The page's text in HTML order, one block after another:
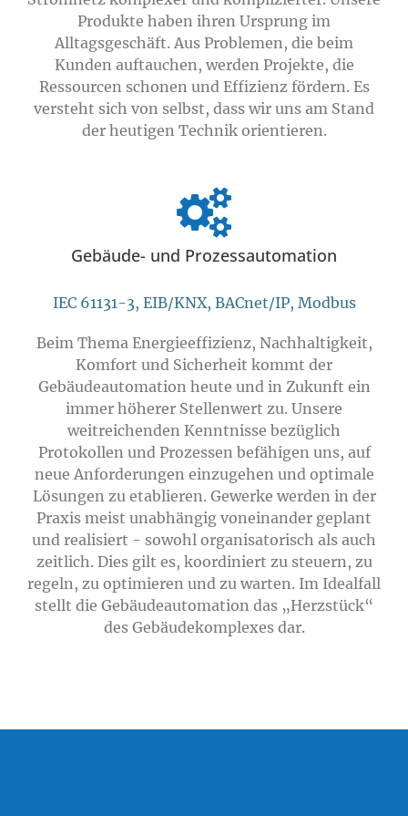
Produkte haben ihren Ursprung im
Alltagsgeschäft. Aus Problemen, die beim
Kunden auftauchen, werden Projekte, die
Ressourcen schonen und Effizienz fördern. Es
versteht sich von selbst, dass wir uns am Stand
der heutigen Technik orientieren.
Gebäude- und Prozessautomation
IEC 61131-3, EIB/KNX, BACnet/IP, Modbus
Beim Thema Energieeffizienz, Nachhaltigkeit,
Komfort und Sicherheit kommt der
Gebäudeautomation heute und in Zukunft ein
immer höherer Stellenwert zu. Unsere
weitreichenden Kenntnisse bezüglich
Protokollen und Prozessen befähigen uns, auf
neue Anforderungen einzugehen und optimale
Lösungen zu etablieren. Gewerke werden in der
Praxis meist unabhängig voneinander geplant
und realisiert - sowohl organisatorisch als auch
zeitlich. Dies gilt es, koordiniert zu steuern, zu
regeln, zu optimieren und zu warten. Im Idealfall
stellt die Gebäudeautomation das „Herzstück“
des Gebäudekomplexes dar.